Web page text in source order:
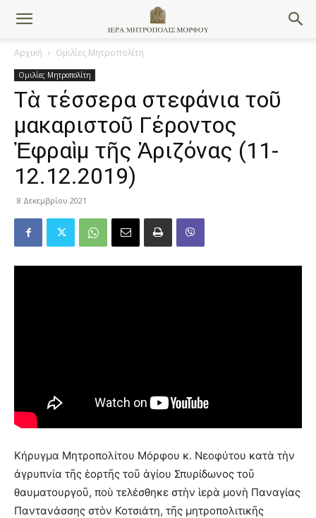
Αρχική Ομιλίες Μητροπολίτη
Ομιλίες Μητροπολίτη
Τὰ τέσσερα στεφάνια τοῦ
μακαριστοῦ Γέροντος
Ἐφραὶμ τῆς Ἀριζόνας (11-
12.12.2019)
8 Δεκεμβρίου 2021
Κήρυγμα Μητροπολίτου Μόρφου κ. Νεοφύτου κατὰ τὴν
ἀγρυπνία τῆς ἑορτῆς τοῦ ἁγίου Σπυρίδωνος τοῦ
θαυματουργοῦ, ποὺ τελέσθηκε στὴν ἱερὰ μονὴ Παναγίας
Παντανάσσης στὸν Κοτσιάτη, τῆς μητροπολιτικῆς